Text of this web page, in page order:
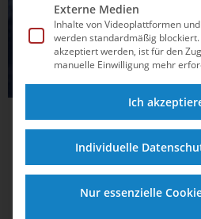
22.02.2024 18:27
WM in Doha: Neun
DSV-Team
Bei den Weltmeisterschaften in
Externe Medien
Inhalte von Videoplattformen
werden standardmäßig
akzeptiert werden, ist für den
manuelle Einwilligung mehr
Ich
Individuelle
Nur essenzielle